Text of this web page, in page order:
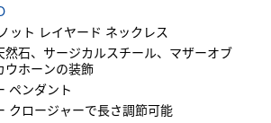
ット レイヤード ネックレス
然石、サージカルスチール、マザーオブ
ウホーンの装飾
ペンダント
クロージャーで長さ調節可能